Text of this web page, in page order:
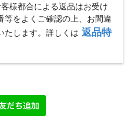
様都合による返品はお受け
等をよくご確認の上、お間違
たします。詳しくは 返品特